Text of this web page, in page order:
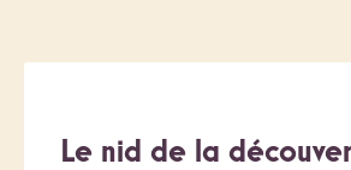
Le nid de la